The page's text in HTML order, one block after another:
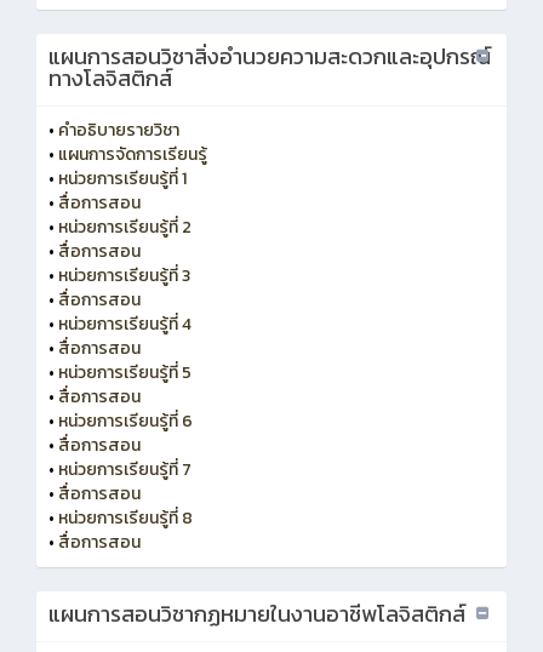
แผนการสอนวิชาสิ่งอำนวยความสะดวกและอุปกรณ์
ทางโลจิสติกส์
• คำอธิบายรายวิชา
• แผนการจัดการเรียนรู้
• หน่วยการเรียนรู้ที่ 1
• สื่อการสอน
• หน่วยการเรียนรู้ที่ 2
• สื่อการสอน
• หน่วยการเรียนรู้ที่ 3
• สื่อการสอน
• หน่วยการเรียนรู้ที่ 4
• สื่อการสอน
• หน่วยการเรียนรู้ที่ 5
• สื่อการสอน
• หน่วยการเรียนรู้ที่ 6
• สื่อการสอน
• หน่วยการเรียนรู้ที่ 7
• สื่อการสอน
• หน่วยการเรียนรู้ที่ 8
• สื่อการสอน
แผนการสอนวิชากฏหมายในงานอาชีพโลจิสติกส์